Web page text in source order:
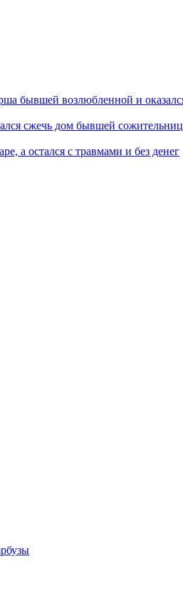
бывшей возлюбленной и
сжечь дом бывшей
а остался с травмами и без денег